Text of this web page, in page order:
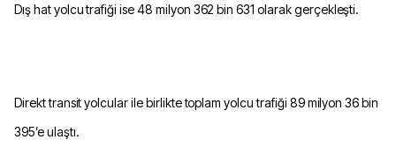
Dış hat yolcu trafiği ise 48 milyon 362 bin 631 olarak gerçekleşti.
Direkt transit yolcular ile birlikte toplam yolcu trafiği 89 milyon 36 bin
395’e ulaştı.